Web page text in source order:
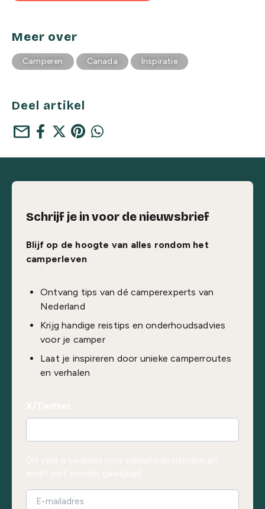
Meer over
Camperen Canada Inspiratie
Deel artikel
mail
Schrijf je in voor de nieuwsbrief
Blijf op de hoogte van alles rondom het
camperleven
Ontvang tips van dé camperexperts van
Nederland
Krijg handige reistips en onderhoudsadvies
voor je camper
Laat je inspireren door unieke camperroutes
en verhalen